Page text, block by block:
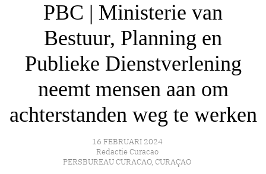
PBC | Ministerie van
Bestuur, Planning en
Publieke Dienstverlening
neemt mensen aan om
achterstanden weg te werken
16 FEBRUARI 2024
Redactie Curacao
PERSBUREAU CURACAO, CURAÇAO